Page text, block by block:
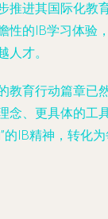
推进其国际化教
性的IB学习体验
人才。
教育行动篇章已
念、更具体的工
的IB精神，转化